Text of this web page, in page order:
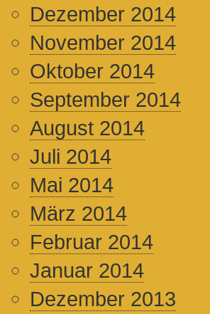
Dezember 2014
November 2014
Oktober 2014
September 2014
August 2014
Juli 2014
Mai 2014
März 2014
Februar 2014
Januar 2014
Dezember 2013